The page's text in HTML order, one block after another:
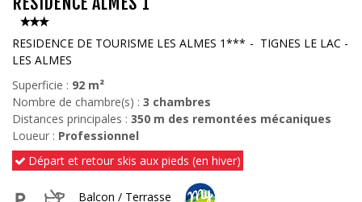
RESIDENCE DE TOURISME LES ALMES 1***
TIGNES LE LAC -
LES ALMES
Superficie : 92 m²
Nombre de chambre(s) : 3 chambres
Distances principales : 350 m des remontées mécaniques
Loueur : Professionnel
Départ et retour skis aux pieds (en hiver)
Balcon / Terrasse